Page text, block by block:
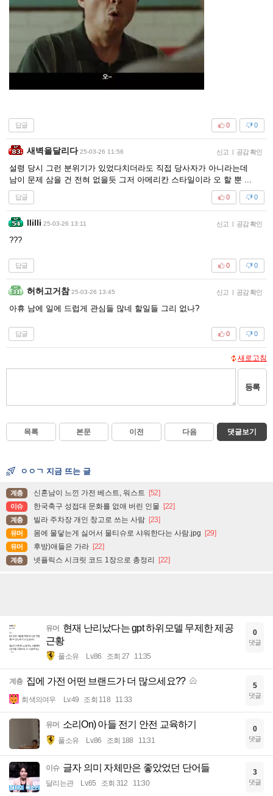
답글 0
0
새벽을달리다 25-03-26 11:56 신고 | 공감 확인
설령 당시 그런 분위기가 있었다치더라도 직접 당사자가 아니라는데
남이 문제 삼을 건 전혀 없을듯 그저 아메리칸 스타일이라 오 할 뿐 ...
답글 0
0
Ililli 25-03-26 13:11 신고 | 공감 확인
???
답글 0
0
허허고거참 25-03-26 13:45 신고 | 공감 확인
아휴 남에 일에 드럽게 관심들 많네 할일들 그리 없나?
답글 0
0
새로고침
등록
목록 본문 이전 다음 댓글보기
ㅇㅇㄱ 지금 뜨는 글
계층 신혼남이 느낀 가전 베스트, 워스트 [52]
이슈 한국축구 성접대 문화를 없애 버린 인물 [22]
계층 빌라 주차장 개인 창고로 쓰는 사람 [23]
유머 몸에 물닿는게 싫어서 물티슈로 샤워한다는 사람.jpg [29]
유머 후방)애들은 가라 [22]
계층 넷플릭스 시크릿 코드 1장으로 총정리 [22]
유머 현재 난리났다는 gpt 하위모델 무제한 제공
근황
풀소유 Lv.86 조회 27 11:35
0
댓글
계층 집에 가전 어떤 브랜드가 더 많으세요??
회색의여우 Lv.49 조회 118 11:33
5
댓글
유머 소리On) 아들 전기 안전 교육하기
풀소유 Lv.86 조회 188 11:31
0
댓글
이슈 글자 의미 자체만은 좋았었던 단어들
달리는관 Lv.65 조회 312 11:30
3
댓글